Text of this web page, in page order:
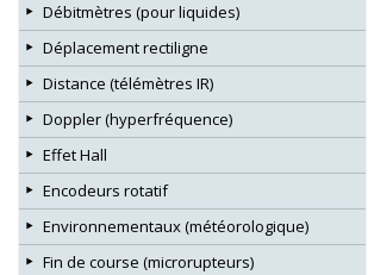
Débitmètres (pour liquides)
Déplacement rectiligne
Distance (télémètres IR)
Doppler (hyperfréquence)
Effet Hall
Encodeurs rotatif
Environnementaux (météorologique)
Fin de course (microrupteurs)